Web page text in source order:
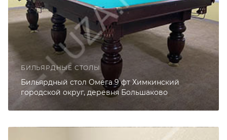
БИЛЬЯРДНЫЕ СТОЛЫ
Бильярдный стол Омега 9 фт Химкинский
городской округ, деревня Большаково